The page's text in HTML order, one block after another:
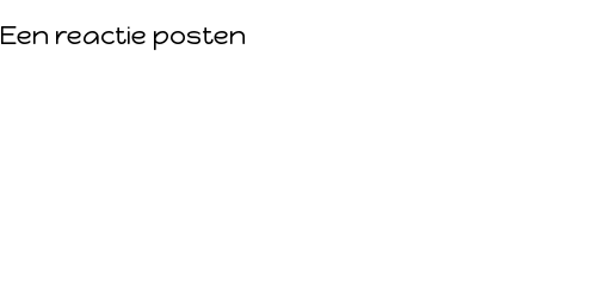
Een reactie posten